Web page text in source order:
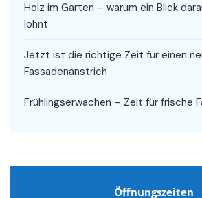
Holz im Garten – warum ein Blick
lohnt
Jetzt ist die richtige Zeit für einen
Fassadenanstrich
Frühlingserwachen – Zeit für frische
Öffnungszeiten